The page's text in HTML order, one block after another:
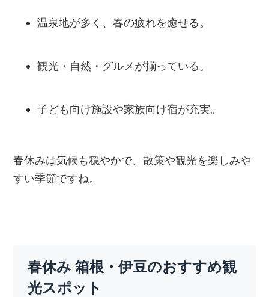
温泉地が多く、春の疲れを癒せる。
観光・自然・グルメが揃っている。
子ども向け施設や家族向け宿が充実。
春休みは気候も穏やかで、散策や観光を楽しみや
すい季節ですね。
春休み 箱根・伊豆のおすすめ観
光スポット